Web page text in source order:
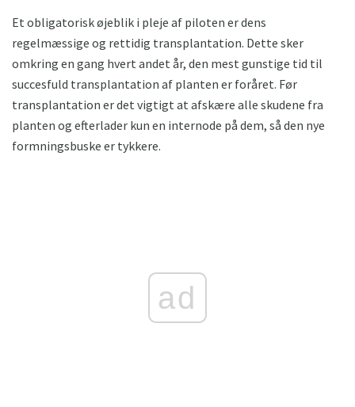
Et obligatorisk øjeblik i pleje af piloten er dens
regelmæssige og rettidig transplantation. Dette sker
omkring en gang hvert andet år, den mest gunstige tid til
succesfuld transplantation af planten er foråret. Før
transplantation er det vigtigt at afskære alle skudene fra
planten og efterlader kun en internode på dem, så den nye
formningsbuske er tykkere.
ad